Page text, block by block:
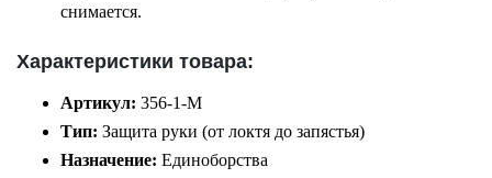
снимается.
Характеристики товара:
Артикул: 356-1-M
Тип: Защита руки (от локтя до запястья)
Назначение: Единоборства